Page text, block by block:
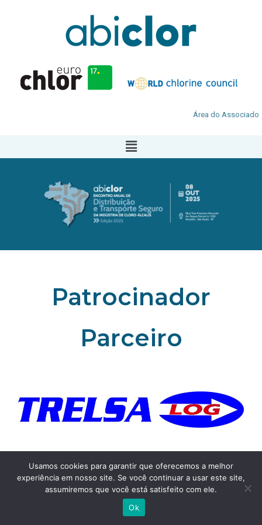
Área do Associado
Patrocinador
Parceiro
https://trelsalog.com.br/
Usamos cookies para garantir que oferecemos a melhor
experiência em nosso site. Se você continuar a usar este site,
assumiremos que você está satisfeito com ele.
Ok